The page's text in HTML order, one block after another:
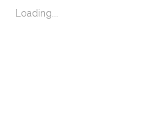
Loading...
Loading...